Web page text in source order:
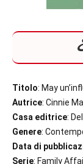
Titolo: May
Autrice: Cinnie
Casa editrice:
Genere:
Data di
Serie: Family